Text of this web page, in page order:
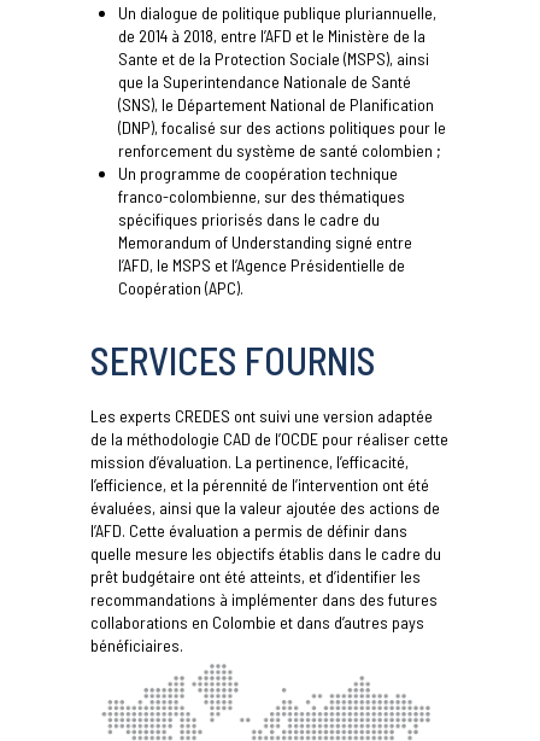
Un dialogue de politique publique pluriannuelle,
de 2014 à 2018, entre l’AFD et le Ministère de la
Sante et de la Protection Sociale (MSPS), ainsi
que la Superintendance Nationale de Santé
(SNS), le Département National de Planification
(DNP), focalisé sur des actions politiques pour le
renforcement du système de santé colombien ;
Un programme de coopération technique
franco-colombienne, sur des thématiques
spécifiques priorisés dans le cadre du
Memorandum of Understanding signé entre
l’AFD, le MSPS et l’Agence Présidentielle de
Coopération (APC).
SERVICES FOURNIS
Les experts CREDES ont suivi une version adaptée
de la méthodologie CAD de l’OCDE pour réaliser cette
mission d’évaluation. La pertinence, l’efficacité,
l’efficience, et la pérennité de l’intervention ont été
évaluées, ainsi que la valeur ajoutée des actions de
l’AFD. Cette évaluation a permis de définir dans
quelle mesure les objectifs établis dans le cadre du
prêt budgétaire ont été atteints, et d’identifier les
recommandations à implémenter dans des futures
collaborations en Colombie et dans d’autres pays
bénéficiaires.